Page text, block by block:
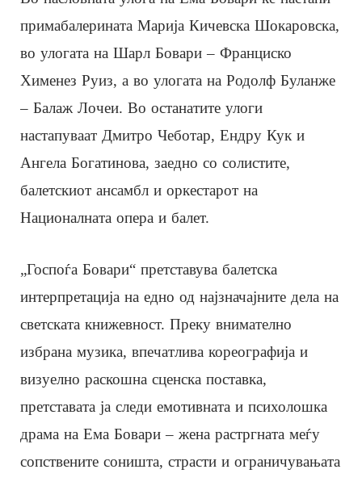
примабалерината Марија Кичевска Шокаровска,
во улогата на Шарл Бовари – Франциско
Хименез Руиз, а во улогата на Родолф Буланже
– Балаж Лочеи. Во останатите улоги
настапуваат Дмитро Чеботар, Ендру Кук и
Ангела Богатинова, заедно со солистите,
балетскиот ансамбл и оркестарот на
Националната опера и балет.
„Госпоѓа Бовари“ претставува балетска
интерпретација на едно од најзначајните дела на
светската книжевност. Преку внимателно
избрана музика, впечатлива кореографија и
визуелно раскошна сценска поставка,
претставата ја следи емотивната и психолошка
драма на Ема Бовари – жена растргната меѓу
сопствените соништа, страсти и ограничувањата